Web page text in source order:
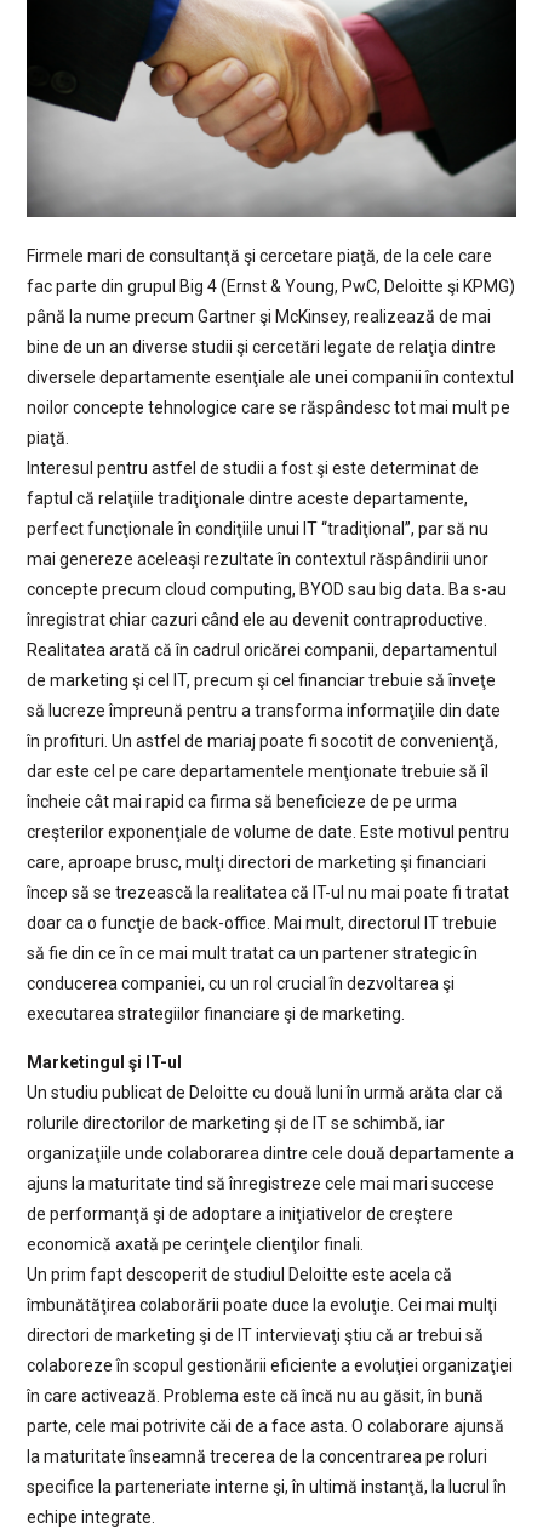
Firmele mari de consultanţă şi cercetare piaţă, de la cele care
fac parte din grupul Big 4 (Ernst & Young, PwC, Deloitte şi KPMG)
până la nume precum Gartner şi McKinsey, realizează de mai
bine de un an diverse studii şi cercetări legate de relaţia dintre
diversele departamente esenţiale ale unei companii în contextul
noilor concepte tehnologice care se răspândesc tot mai mult pe
piaţă.
Interesul pentru astfel de studii a fost şi este determinat de
faptul că relaţiile tradiţionale dintre aceste departamente,
perfect funcţionale în condiţiile unui IT “tradiţional”, par să nu
mai genereze aceleaşi rezultate în contextul răspândirii unor
concepte precum cloud computing, BYOD sau big data. Ba s-au
înregistrat chiar cazuri când ele au devenit contraproductive.
Realitatea arată că în cadrul oricărei companii, departamentul
de marketing şi cel IT, precum şi cel financiar trebuie să înveţe
să lucreze împreună pentru a transforma informaţiile din date
în profituri. Un astfel de mariaj poate fi socotit de convenienţă,
dar este cel pe care departamentele menţionate trebuie să îl
încheie cât mai rapid ca firma să beneficieze de pe urma
creşterilor exponenţiale de volume de date. Este motivul pentru
care, aproape brusc, mulţi directori de marketing şi financiari
încep să se trezească la realitatea că IT-ul nu mai poate fi tratat
doar ca o funcţie de back-office. Mai mult, directorul IT trebuie
să fie din ce în ce mai mult tratat ca un partener strategic în
conducerea companiei, cu un rol crucial în dezvoltarea şi
executarea strategiilor financiare şi de marketing.
Marketingul şi IT-ul
Un studiu publicat de Deloitte cu două luni în urmă arăta clar că
rolurile directorilor de marketing şi de IT se schimbă, iar
organizaţiile unde colaborarea dintre cele două departamente a
ajuns la maturitate tind să înregistreze cele mai mari succese
de performanţă şi de adoptare a iniţiativelor de creştere
economică axată pe cerinţele clienţilor finali.
Un prim fapt descoperit de studiul Deloitte este acela că
îmbunătăţirea colaborării poate duce la evoluţie. Cei mai mulţi
directori de marketing şi de IT intervievaţi ştiu că ar trebui să
colaboreze în scopul gestionării eficiente a evoluţiei organizaţiei
în care activează. Problema este că încă nu au găsit, în bună
parte, cele mai potrivite căi de a face asta. O colaborare ajunsă
la maturitate înseamnă trecerea de la concentrarea pe roluri
specifice la parteneriate interne şi, în ultimă instanţă, la lucrul în
echipe integrate.